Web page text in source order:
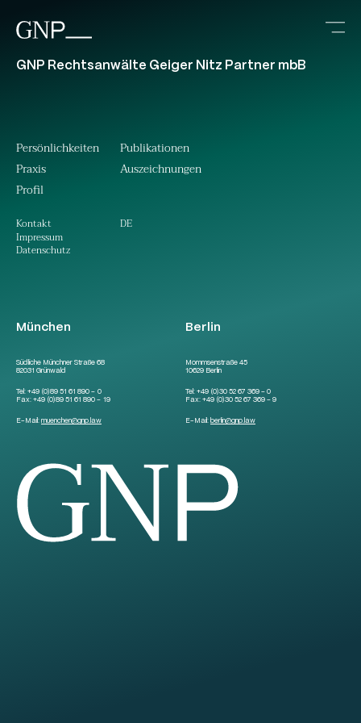
GNP Rechtsanwälte Geiger Nitz Partner mbB
München
Südliche Münchner Straße 68
82031 Grünwald
Tel:+49 (0)89 51 61 890 – 0
Fax:+49 (0)89 51 61 890 – 19
E-Mail:muenchen@gnp.law
Berlin
Mommsenstraße 45
10629 Berlin
Tel: +49 (0)30 52 67 369 – 0
Fax: +49 (0)30 52 67 369 – 9
E-Mail: berlin@gnp.law
Persönlichkeiten
Praxis
Profil
Kontakt
Impressum
Datenschutz
Publikationen
Auszeichnungen
DE